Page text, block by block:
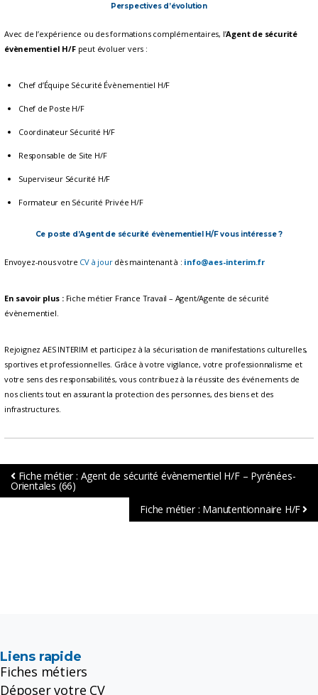
Perspectives d’évolution
Avec de l’expérience ou des formations complémentaires, l’Agent de sécurité
évènementiel H/Fpeut évoluer vers :
Chef d’Équipe Sécurité Évènementiel H/F
Chef de Poste H/F
Coordinateur Sécurité H/F
Responsable de Site H/F
Superviseur Sécurité H/F
Formateur en Sécurité Privée H/F
Ce poste d’Agent de sécurité évènementiel H/F vous intéresse ?
Envoyez-nous votre CV à jourdès maintenant à : info@aes-interim.fr
En savoir plus :Fiche métier France Travail – Agent/Agente de sécurité
évènementiel.
Rejoignez AES INTERIM et participez à la sécurisation de manifestations culturelles,
sportives et professionnelles. Grâce à votre vigilance, votre professionnalisme et
votre sens des responsabilités, vous contribuez à la réussite des événements de
nos clients tout en assurant la protection des personnes, des biens et des
infrastructures.
Fiche métier : Agent de sécurité évènementiel H/F – Pyrénées-
Orientales (66)
Fiche métier : Manutentionnaire H/F
Liens rapide
Fiches métiers
Déposer votre CV